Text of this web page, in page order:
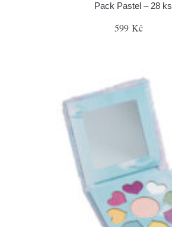
Pack Pastel – 28 ks
599 Kč